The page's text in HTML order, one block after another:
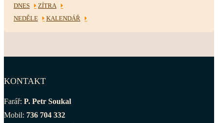
DNES
ZÍTRA
NEDĚLE
KALENDÁŘ
KONTAKT
Farář: P. Petr Soukal
Mobil: 736 704 332